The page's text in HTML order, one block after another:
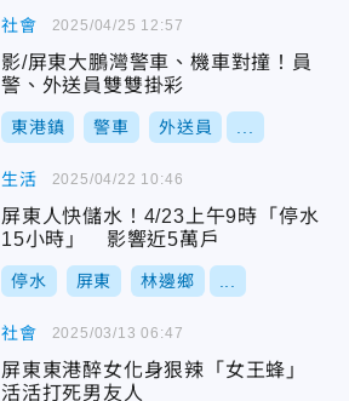
社會
影/屏東大鵬灣警車、機車對撞！員
警、外送員雙雙掛彩
東港鎮 警車 外送員
2025/04/25 12:57
生活
屏東人快儲水！4/23上午9時「停水
15小時」 影響近5萬戶
停水 屏東 林邊鄉
2025/04/22 10:46
社會
屏東東港醉女化身狠辣「女王蜂」
活活打死男友人
2025/03/13 06:47